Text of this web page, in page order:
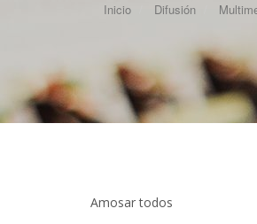
Inicio Difusión
Amosar todos